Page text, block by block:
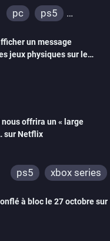
pc
ps5
switch
ios
android
ps4
un message
jeux physiques sur le
offrira un « large
sur Netflix
ps5 xbox series
à bloc le 27 octobre sur